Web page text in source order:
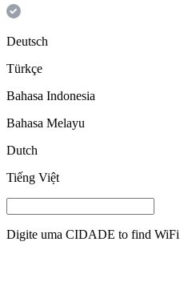
Deutsch
Türkçe
Bahasa Indonesia
Bahasa Melayu
Dutch
Tiếng Việt
Digite uma CIDADE to find WiFi